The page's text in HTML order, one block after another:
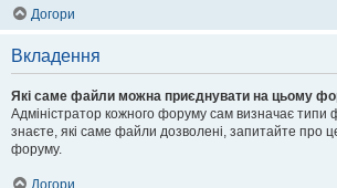
Догори
Вкладення
Які саме файли можна приєднувати на цьому
Адміністратор кожного форуму сам визначає типи
знаєте, які саме файли дозволені, запитайте про
форуму.
Догори